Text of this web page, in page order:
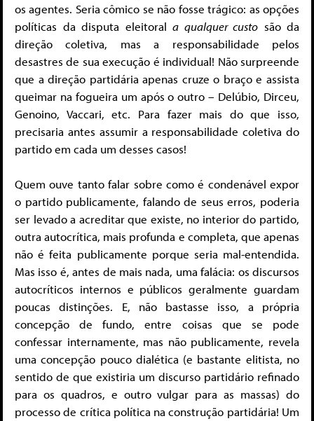
os agentes. Seria cômico se não fosse trágico: as opções
políticas da disputa eleitoral a qualquer custo são da
direção coletiva, mas a responsabilidade pelos
desastres de sua execução é individual! Não surpreende
que a direção partidária apenas cruze o braço e assista
queimar na fogueira um após o outro – Delúbio, Dirceu,
Genoino, Vaccari, etc. Para fazer mais do que isso,
precisaria antes assumir a responsabilidade coletiva do
partido em cada um desses casos!
Quem ouve tanto falar sobre como é condenável expor
o partido publicamente, falando de seus erros, poderia
ser levado a acreditar que existe, no interior do partido,
outra autocrítica, mais profunda e completa, que apenas
não é feita publicamente porque seria mal-entendida.
Mas isso é, antes de mais nada, uma falácia: os discursos
autocríticos internos e públicos geralmente guardam
poucas distinções. E, não bastasse isso, a própria
concepção de fundo, entre coisas que se pode
confessar internamente, mas não publicamente, revela
uma concepção pouco dialética (e bastante elitista, no
sentido de que existiria um discurso partidário refinado
para os quadros, e outro vulgar para as massas) do
processo de crítica política na construção partidária! Um